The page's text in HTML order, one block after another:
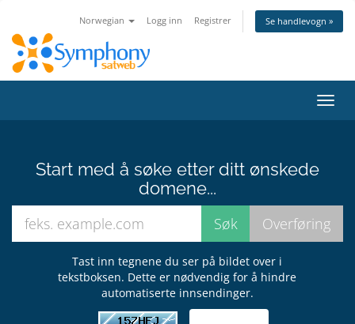
Norwegian Logg inn Registrer Se handlevogn »
Bytt
Start med å søke etter ditt ønskede
domene...
Tast inn tegnene du ser på bildet over i
tekstboksen. Dette er nødvendig for å hindre
automatiserte innsendinger.